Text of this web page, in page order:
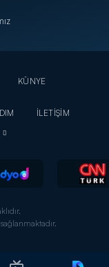
KÜNYE
İLETİŞİM